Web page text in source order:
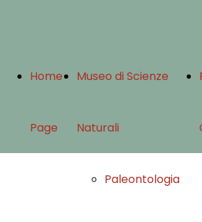
Home
Page
Museo di Scienze
Naturali
Paleontologia